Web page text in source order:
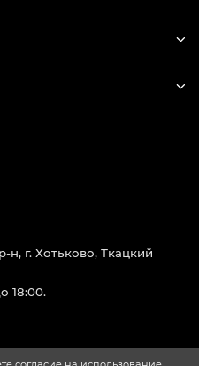
г. Хотьково, Ткацкий
18:00.